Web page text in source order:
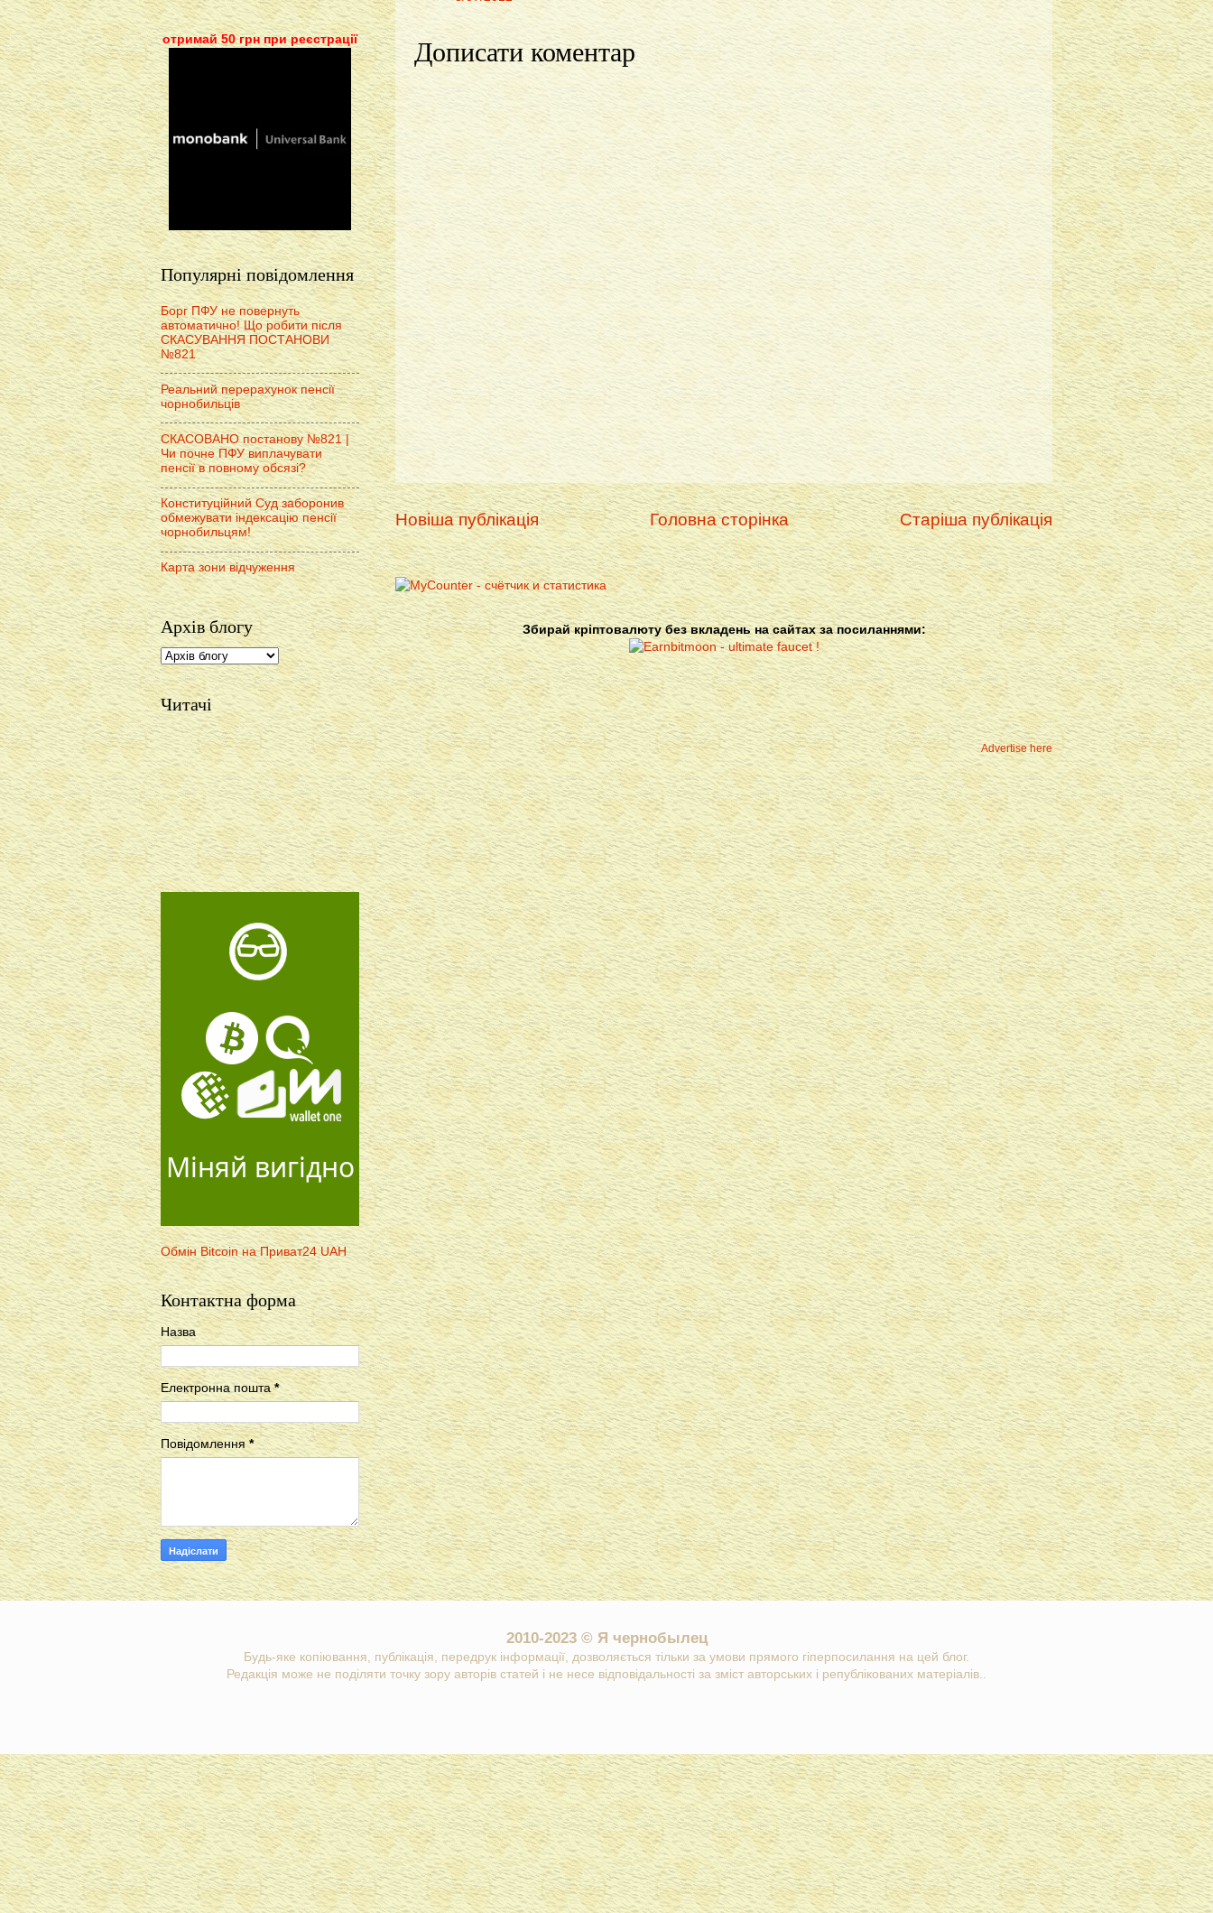
Дописати коментар
Новіша публікація Старіша публікація
Головна сторінка
Збирай кріптовалюту без вкладень на сайтах за посиланнями:
Advertise here
отримай 50 грн при реєстрації
Популярні повідомлення
Борг ПФУ не повернуть
автоматично! Що робити після
СКАСУВАННЯ ПОСТАНОВИ
№821
Реальний перерахунок пенсії
чорнобильців
СКАСОВАНО постанову №821 |
Чи почне ПФУ виплачувати
пенсії в повному обсязі?
Конституційний Суд заборонив
обмежувати індексацію пенсії
чорнобильцям!
Карта зони відчуження
Архів блогу
Читачі
Міняй вигідно
Обмін Bitcoin на Приват24 UAH
Контактна форма
Назва
Електронна пошта*
Повідомлення *
2010-2023 © Я чернобылец
Будь-яке копіювання, публікація, передрук інформації, дозволяється тільки за умови прямого гіперпосилання на цей блог.
Редакція може не поділяти точку зору авторів статей і не несе відповідальності за зміст авторських і републікованих матеріалів..